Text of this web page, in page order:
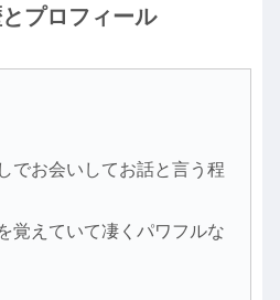
プロフィール
でお会いしてお話と言う程
覚えていて凄くパワフルな